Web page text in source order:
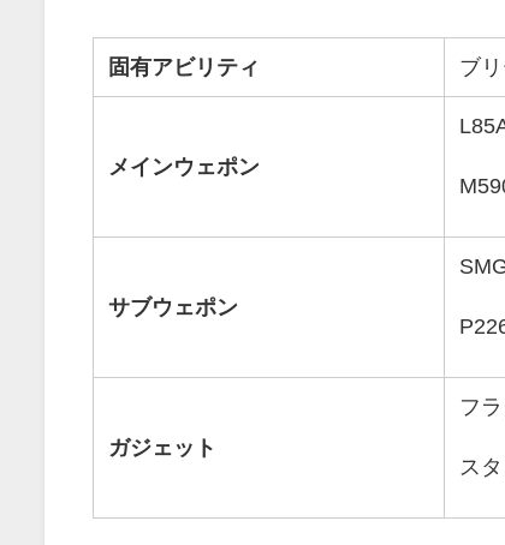
固有アビリティ ブ
メインウェポン
サブウェポン
ガジェット
フ
ス